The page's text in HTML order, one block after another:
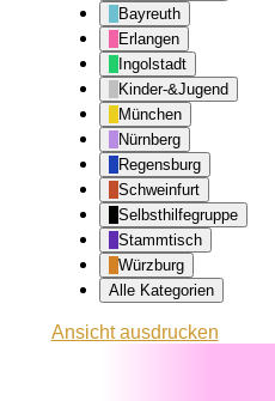
Bayreuth
Erlangen
Ingolstadt
Kinder-&Jugend
München
Nürnberg
Regensburg
Schweinfurt
Selbsthilfegruppe
Stammtisch
Würzburg
Alle Kategorien
Ansichtausdrucken